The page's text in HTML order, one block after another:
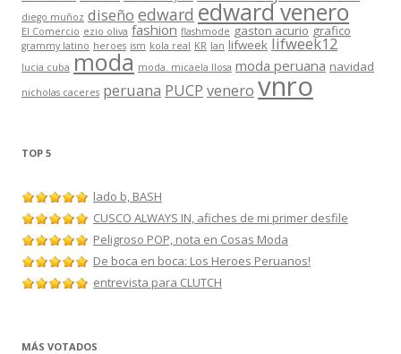
diego muñoz diseño edward edward venero
El Comercio ezio oliva fashion flashmode gaston acurio grafico
grammy latino heroes ism kola real KR lan lifweek lifweek12
lucia cuba moda moda. micaela llosa moda peruana navidad
nicholas caceres peruana PUCP venero vnro
TOP 5
lado b, BASH
CUSCO ALWAYS IN, afiches de mi primer desfile
Peligroso POP, nota en Cosas Moda
De boca en boca: Los Heroes Peruanos!
entrevista para CLUTCH
MÁS VOTADOS